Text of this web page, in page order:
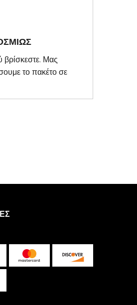
βρίσκεστε. Μας
το πακέτο σε